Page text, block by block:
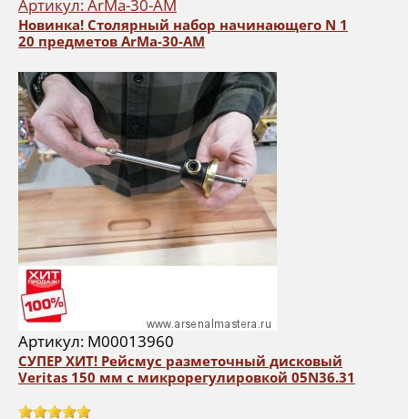
Артикул: ArMa-30-AM
Новинка! Столярный набор начинающего N 1
20 предметов ArMa-30-AM
Артикул: М00013960
СУПЕР ХИТ! Рейсмус разметочный дисковый
Veritas 150 мм c микрорегулировкой 05N36.31